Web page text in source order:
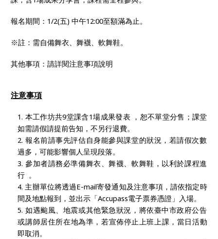
報名期間： 1/2(五)中午12:00至額滿為止。
※註：需自備舞衣、舞襪、軟舞鞋。
其他事項：請詳閱注意事項說明
注意事項
本工作坊共9堂課含1場成果發表 ，恕不單堂分售；課堂
如需請假請提前告知，不另行退費。
報名前請事先評估自身能參與課堂的狀況，若請假次數
過多，可能影響個人呈現段落。
參加者請務必準備舞衣、舞襪、軟舞鞋 ，以利於課程進
行 。
主辦單位將透過E-mail寄發通知及注意事項，請依指定時
間及地點報到，並出示「Accupass電子票券憑證」入場。
如遇颱風、地震或其他緊急狀況，將依臺中市政府公告
或講師居住所在地為準，若宣佈停止上班上課，當日活動
即取消。